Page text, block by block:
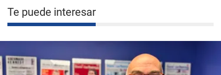
Te puede interesar